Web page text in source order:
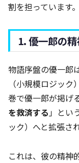
割を担っています。
1. 優一郎の
物語序盤の優一郎
（小規模ロジッ
巻で優一郎が掲げ
を救済する」とい
ック）へと拡張さ
これは、彼の精神